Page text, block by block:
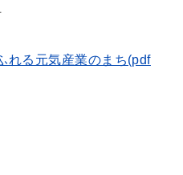
る元気産業のまち(pdf